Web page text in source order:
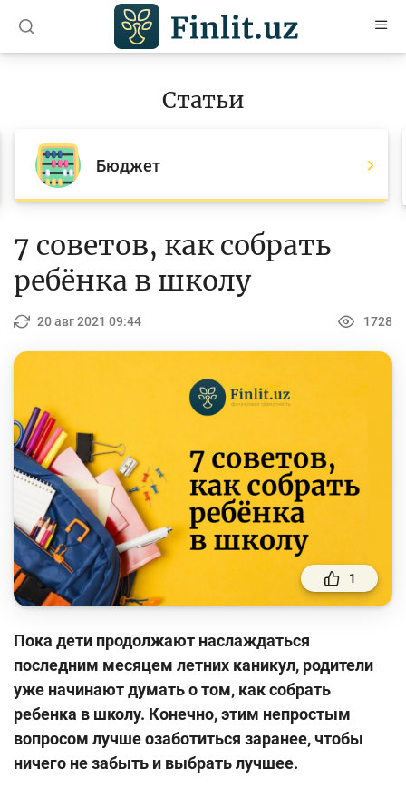
Все статьи
Для банковских агентов
Депозит (вклады)
Финансовый рынок
Денежно-кредитная политика и ее элементы
Финансовая безопасность
Права потребителей банковских услуг
Предпринимательство
Исламское финансирование
Учебные материалы
Проекты
Интерактивные услуги
Фотогалерея
Статьи
Бюджет
7 советов, как собрать
ребёнка в школу
20 авг 2021 09:44 1728
1
Пока дети продолжают наслаждаться
последним месяцем летних каникул, родители
уже начинают думать о том, как собрать
ребенка в школу. Конечно, этим непростым
вопросом лучше озаботиться заранее, чтобы
ничего не забыть и выбрать лучшее.